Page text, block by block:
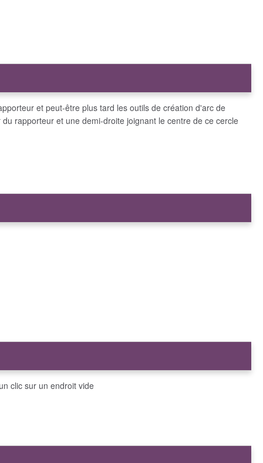
et peut-être plus tard les outils de création d'arc de
rapporteur et une demi-droite joignant le centre de ce cercle
clic sur un endroit vide